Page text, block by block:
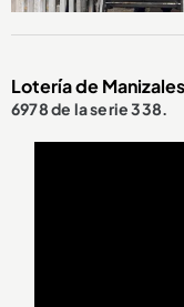
Lotería de Manizales
6978 de la serie 338.